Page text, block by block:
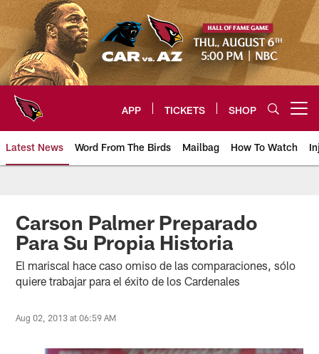
Skip
to
main
content
APP TICKETS SHOP
Latest News Word From The Birds Mailbag How To Watch
Arizona Cardinals Home: The
Carson Palmer Preparado
Para Su Propia Historia
El mariscal hace caso omiso de las comparaciones, sólo
quiere trabajar para el éxito de los Cardenales
Aug 02, 2013 at 06:59 AM